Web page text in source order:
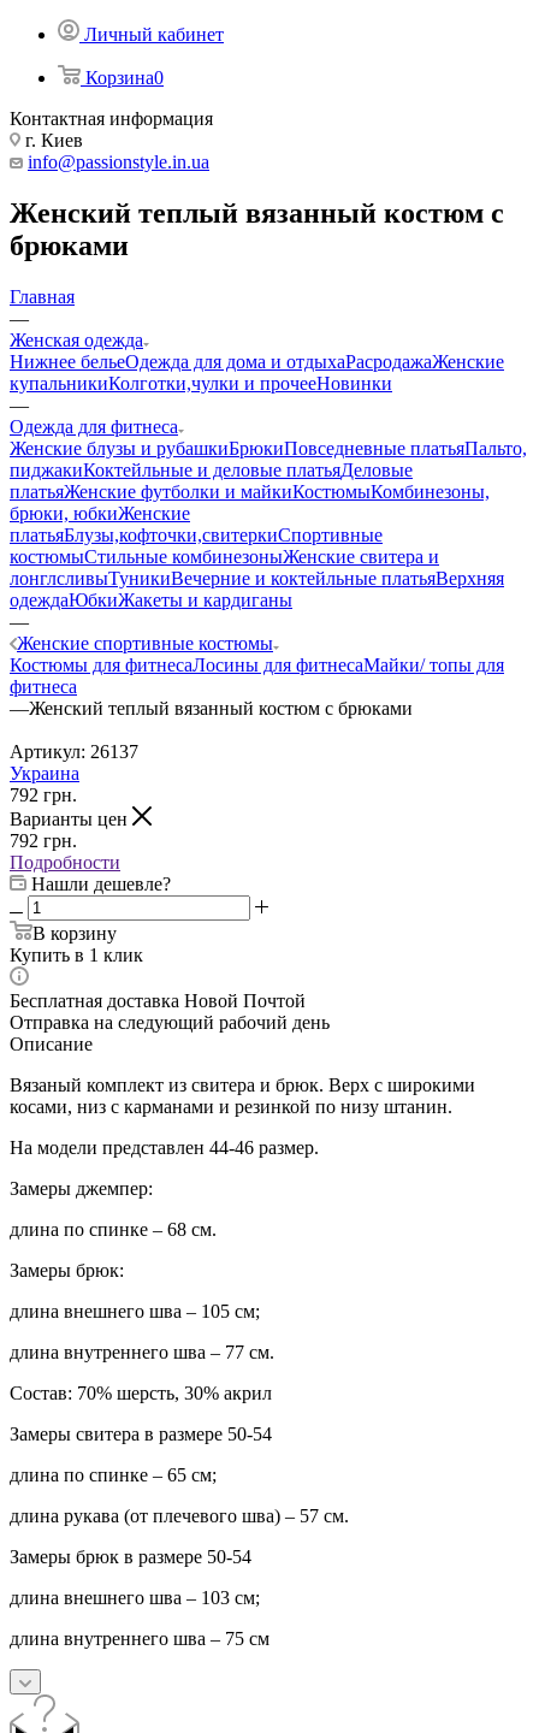
Личный кабинет
Корзина0
Контактная информация
г. Киев
info@passionstyle.in.ua
Женский теплый вязанный костюм с
брюками
Главная
—
Женская одежда
Нижнее бельеОдежда для дома и отдыхаРасродажаЖенские
купальникиКолготки,чулки и прочееНовинки
—
Одежда для фитнеса
Женские блузы и рубашкиБрюкиПовседневные платьяПальто,
пиджакиКоктейльные и деловые платьяДеловые
платьяЖенские футболки и майкиКостюмыКомбинезоны,
брюки, юбкиЖенские
платьяБлузы,кофточки,свитеркиСпортивные
костюмыСтильные комбинезоныЖенские свитера и
лонглсливыТуникиВечерние и коктейльные платьяВерхняя
одеждаЮбкиЖакеты и кардиганы
—
Женские спортивные костюмы
Костюмы для фитнесаЛосины для фитнесаМайки/ топы для
фитнеса
—Женский теплый вязанный костюм с брюками
Артикул: 26137
Украина
792 грн.
Варианты цен
792 грн.
Подробности
Нашли дешевле?
В корзину
Купить в 1 клик
Бесплатная доставка Новой Почтой
Отправка на следующий рабочий день
Описание
Вязаный комплект из свитера и брюк. Верх с широкими
косами, низ с карманами и резинкой по низу штанин.
На модели представлен 44-46 размер.
Замеры джемпер:
длина по спинке – 68 см.
Замеры брюк:
длина внешнего шва – 105 см;
длина внутреннего шва – 77 см.
Состав: 70% шерсть, 30% акрил
Замеры свитера в размере 50-54
длина по спинке – 65 см;
длина рукава (от плечевого шва) – 57 см.
Замеры брюк в размере 50-54
длина внешнего шва – 103 см;
длина внутреннего шва – 75 см